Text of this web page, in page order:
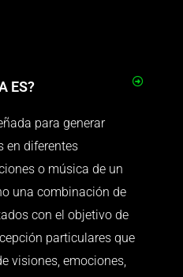
ES?
para generar
en diferentes
o música de un
una combinación de
con el objetivo de
particulares que
visiones, emociones,